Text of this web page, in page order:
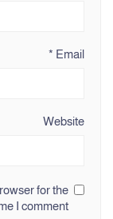
Email
*
Website
for the
I comment.